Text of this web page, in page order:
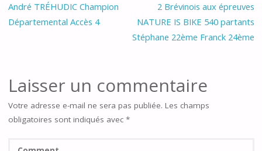
André TRÉHUDIC Champion
Départemental Accès 4
2 Brévinois aux épreuves
NATURE IS BIKE 540 partants
Stéphane 22ème Franck 24ème
Laisser un commentaire
Votre adresse e-mail ne sera pas publiée. Les champs
obligatoires sont indiqués avec *